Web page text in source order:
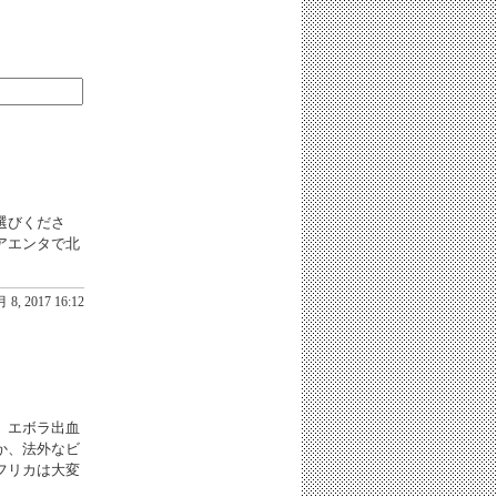
びくださ
エンタで北
8, 2017 16:12
エボラ出血
、法外なビ
リカは大変